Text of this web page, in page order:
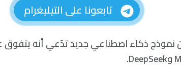
تابعونا على التيليغرام
ذكاء اصطناعي جديد تدّعي أنه يتفوق